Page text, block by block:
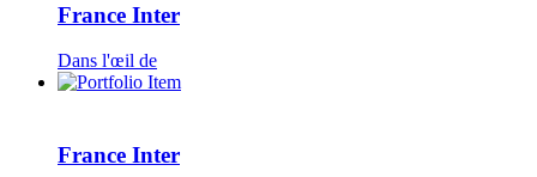
France Inter
Dans l'œil de
France Inter